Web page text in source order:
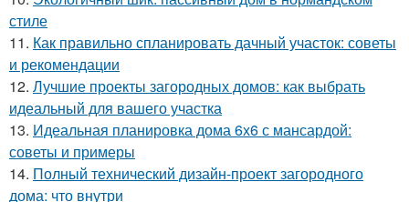
стиле
11. Как правильно спланировать дачный участок: советы
и рекомендации
12. Лучшие проекты загородных домов: как выбрать
идеальный для вашего участка
13. Идеальная планировка дома 6х6 с мансардой:
советы и примеры
14. Полный технический дизайн-проект загородного
дома: что внутри